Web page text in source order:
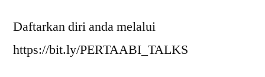
Daftarkan diri anda melalui
https://bit.ly/PERTAABI_TALKS